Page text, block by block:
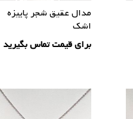
مدال عقیق شجر پاییزه
اشک
برای قیمت تماس بگیرید